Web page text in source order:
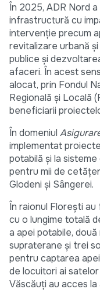
În 2025, ADR Nord
infrastructură cu
intervenție precum
revitalizare urbană
publice și
afaceri. În acest
alocat, prin Fondul
Regională și Locală
beneficiarii
În domeniul
implementat
potabilă și la
pentru mii de
Glodeni și Sângerei.
În raionul Florești
cu o lungime totală
a apei potabile,
supraterane și trei
pentru captarea
de locuitori ai
Văscăuți au acces la